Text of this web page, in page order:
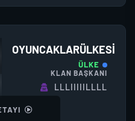
OYUNCAKLARÜLKESI
ÜLKE
KLAN BAŞKANI
LLLIIIIILLLL